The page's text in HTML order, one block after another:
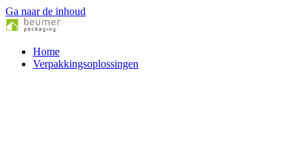
Ga naar de inhoud
Home
Verpakkingsoplossingen